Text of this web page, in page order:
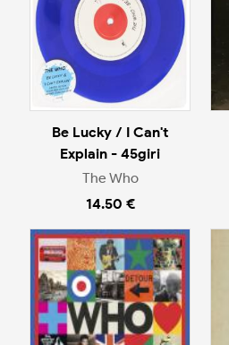
Be Lucky / I Can't
Explain - 45giri
The Who
14.50 €